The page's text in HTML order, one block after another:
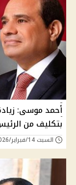
أحمد موسى:
بتكليف من
السبت 14/فبراير/2026 - 08:56 م